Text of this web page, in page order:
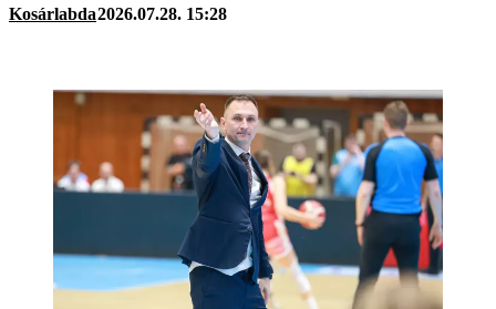
Kosárlabda2026.07.28. 15:28